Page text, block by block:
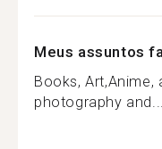
Meus assuntos
Books, Art,Anime,
photography and...